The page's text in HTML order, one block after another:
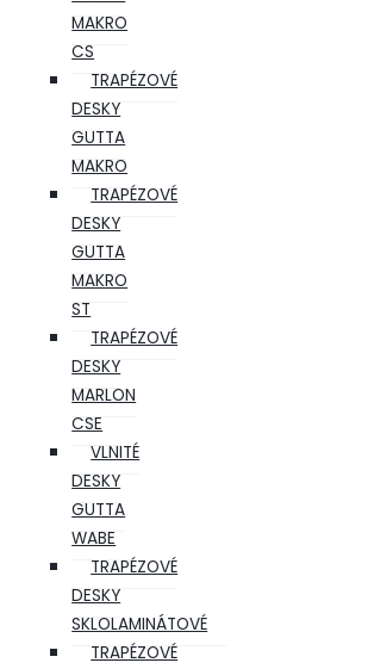
MAKRO
CS
TRAPÉZOVÉ
DESKY
GUTTA
MAKRO
TRAPÉZOVÉ
DESKY
GUTTA
MAKRO
ST
TRAPÉZOVÉ
DESKY
MARLON
CSE
VLNITÉ
DESKY
GUTTA
WABE
TRAPÉZOVÉ
DESKY
SKLOLAMINÁTOVÉ
TRAPÉZOVÉ